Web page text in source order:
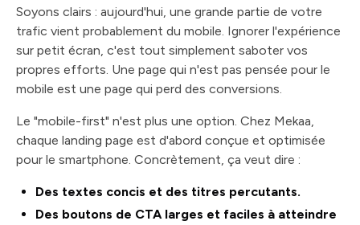
Soyons clairs : aujourd'hui, une grande partie de votre
trafic vient probablement du mobile. Ignorer l'expérience
sur petit écran, c'est tout simplement saboter vos
propres efforts. Une page qui n'est pas pensée pour le
mobile est une page qui perd des conversions.
Le "mobile-first" n'est plus une option. Chez Mekaa,
chaque landing page est d'abord conçue et optimisée
pour le smartphone. Concrètement, ça veut dire :
Des textes concis et des titres percutants.
Des boutons de CTA larges et faciles à atteindre